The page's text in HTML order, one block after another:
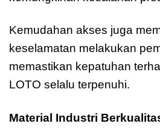
Kemudahan akses juga
keselamatan melakukan
memastikan kepatuhan
LOTO selalu terpenuhi.
Material Industri